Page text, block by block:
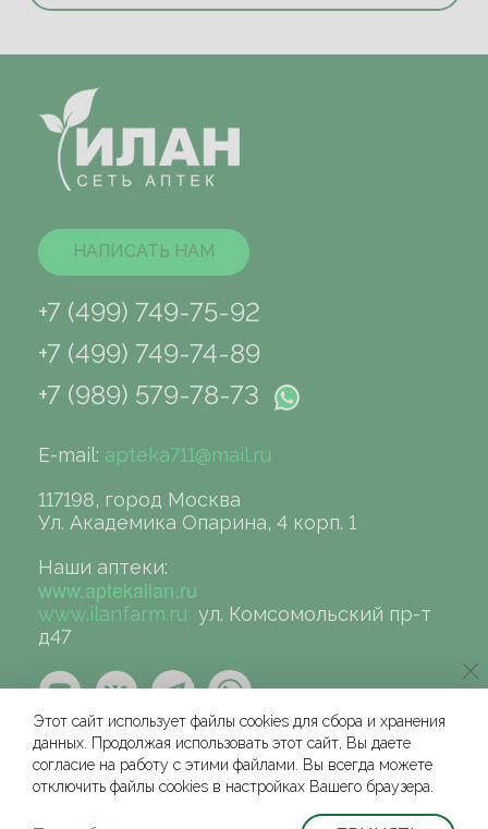
НАПИСАТЬ НАМ
+7 (499) 749-75-92
+7 (499) 749-74-89
+7 (989) 579-78-73
E-mail: apteka711@mail.ru
117198, город Москва
Ул. Академика Опарина, 4 корп. 1
Наши аптеки:
www.aptekailan.ru
www.ilanfarm.ru ул. Комсомольский пр-т
д47
©сеть аптек «ИЛАН», 2004-2026
Этот сайт использует файлы cookies для сбора и хранения
данных. Продолжая использовать этот сайт, Вы даете
согласие на работу с этими файлами. Вы всегда можете
отключить файлы cookies в настройках Вашего браузера.